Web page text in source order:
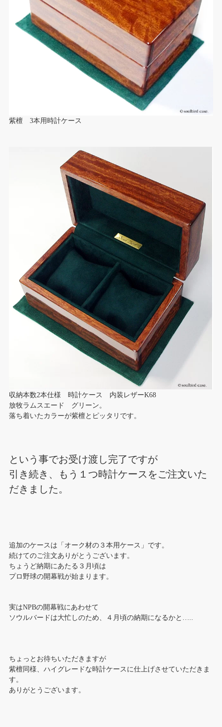
紫檀 3本用時計ケース
収納本数2本仕様 時計ケース 内装レザーK68
放牧ラムスエード グリーン。
落ち着いたカラーが紫檀とピッタリです。
という事でお受け渡し完了ですが
引き続き、もう１つ時計ケースをご注文いた
だきました。
追加のケースは「オーク材の３本用ケース」です。
続けてのご注文ありがとうございます。
ちょうど納期にあたる３月頃は
プロ野球の開幕戦が始まります。
実はNPBの開幕戦にあわせて
ソウルバードは大忙しのため、４月頃の納期になるかと…..
ちょっとお待ちいただきますが
紫檀同様、ハイグレードな時計ケースに仕上げさせていただきま
す。
ありがとうございます。